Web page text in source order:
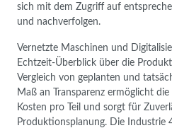
sich mit dem Zugriff auf
und nachverfolgen.
Vernetzte Maschinen und
Echtzeit-Überblick über die
Vergleich von geplanten und
Maß an Transparenz ermöglicht
Kosten pro Teil und sorgt für
Produktionsplanung. Die Industrie